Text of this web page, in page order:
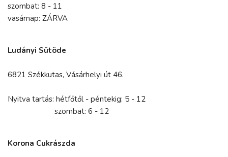
szombat: 8 - 11
vasárnap: ZÁRVA
Ludányi Sütöde
6821 Székkutas, Vásárhelyi út 46.
Nyitva tartás: hétfőtől - péntekig: 5 - 12
szombat: 6 - 12
Korona Cukrászda